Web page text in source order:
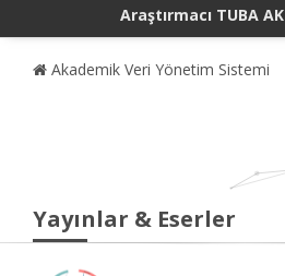
Araştırmacı TUBA AK
Akademik Veri Yönetim Sistemi
Yayınlar & Eserler